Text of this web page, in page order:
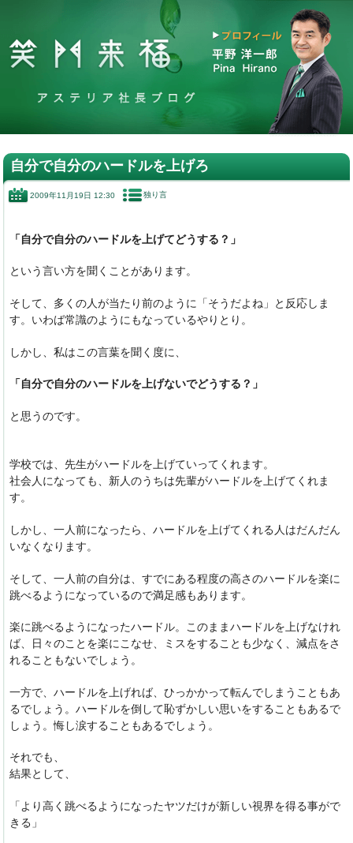
自分で自分のハードルを上げろ
2009年11月19日 12:30 独り言
「自分で自分のハードルを上げてどうする？」
という言い方を聞くことがあります。
そして、多くの人が当たり前のように「そうだよね」と反応しま
す。いわば常識のようにもなっているやりとり。
しかし、私はこの言葉を聞く度に、
「自分で自分のハードルを上げないでどうする？」
と思うのです。
学校では、先生がハードルを上げていってくれます。
社会人になっても、新人のうちは先輩がハードルを上げてくれま
す。
しかし、一人前になったら、ハードルを上げてくれる人はだんだん
いなくなります。
そして、一人前の自分は、すでにある程度の高さのハードルを楽に
跳べるようになっているので満足感もあります。
楽に跳べるようになったハードル。このままハードルを上げなけれ
ば、日々のことを楽にこなせ、ミスをすることも少なく、減点をさ
れることもないでしょう。
一方で、ハードルを上げれば、ひっかかって転んでしまうこともあ
るでしょう。ハードルを倒して恥ずかしい思いをすることもあるで
しょう。悔し涙することもあるでしょう。
それでも、
結果として、
「より高く跳べるようになったヤツだけが新しい視界を得る事がで
きる」